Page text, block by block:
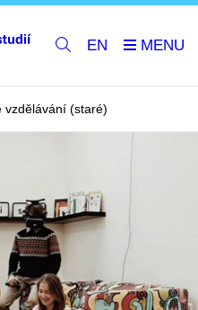
EN
vzdělávání (staré)